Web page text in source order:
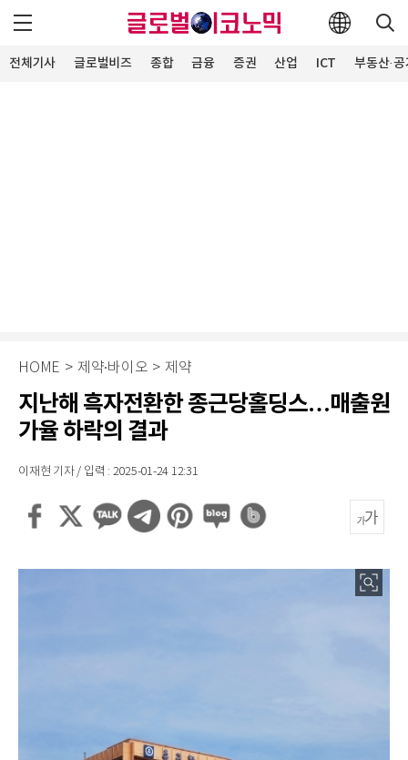
전체기사 글로벌비즈 종합 금융 증권 산업 ICT 부동산·
HOME > 제약∙바이오 > 제약
지난해 흑자전환한 종근당홀딩스…매출원
가율 하락의 결과
이재현 기자 / 입력 : 2025-01-24 12:31